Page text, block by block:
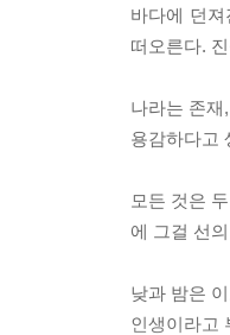
바다에 던
떠오른다.
나라는 존
용감하다고
모든 것은
에 그걸 선
낮과 밤은
인생이라고